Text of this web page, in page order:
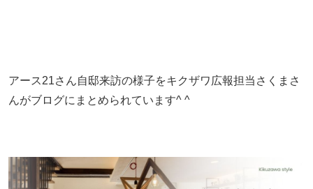
アース21さん自邸来訪の様子をキクザワ広報担当さくまさ
んがブログにまとめられています^ ^